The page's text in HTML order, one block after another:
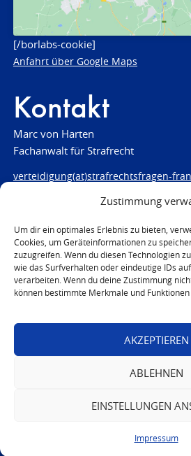
Zustimmung
Um dir ein optimales Erlebnis zu bieten,
Cookies, um Geräteinformationen zu
zuzugreifen. Wenn du diesen Technologien
wie das Surfverhalten oder eindeutige IDs
verarbeiten. Wenn du deine Zustimmung
können bestimmte Merkmale und
AKZEPTIEREN
ABLEHNEN
EINSTELLUNGEN
Impressum
[/borlabs-cookie]
Anfahrt über Google Maps
Kontakt
Marc von Harten
Fachanwalt für Strafrecht
verteidigung(at)strafrechtsfragen-
www.strafrechtsfragen-frankfurt.de
Louisenstraße 84
61348 Bad Homburg
Telefon:06172 - 66 28 00
Telefax: 06172 - 66 28 01
0171 - 691 67 67